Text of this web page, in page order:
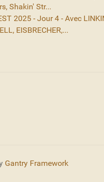
Shakin' Str...
2025 - Jour 4 - Avec
EISBRECHER,...
Gantry Framework